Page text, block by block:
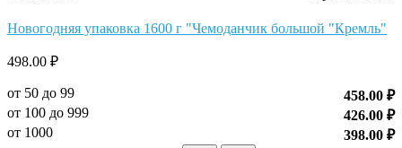
Новогодняя упаковка 1600 г "Чемоданчик большой "Кремль"
498.00 ₽
от 50 до 99
458.00 ₽
от 100 до 999
426.00 ₽
от 1000
398.00 ₽